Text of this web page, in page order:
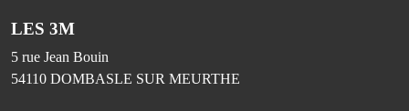
LES 3M
5 rue Jean Bouin
54110 DOMBASLE SUR MEURTHE